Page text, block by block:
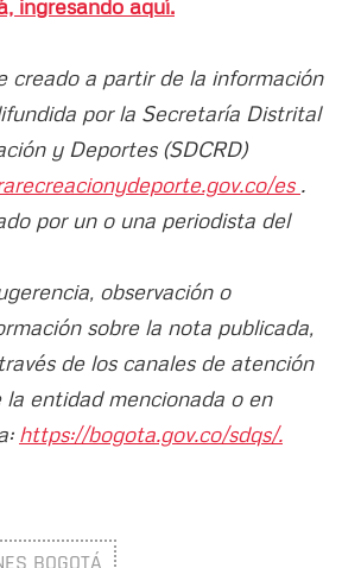
ingresando aquí.
creado a partir de la información
por la Secretaría Distrital
y Deportes (SDCRD)
es .
por un o una periodista del
observación o
sobre la nota publicada,
de los canales de atención
la entidad mencionada o en
https://bogota.gov.co/sdqs/.
BOGOTÁ